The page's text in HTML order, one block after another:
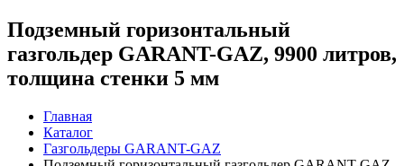
Подземный горизонтальный
газгольдер GARANT-GAZ, 9900 литров,
толщина стенки 5 мм
Главная
Каталог
Газгольдеры GARANT-GAZ